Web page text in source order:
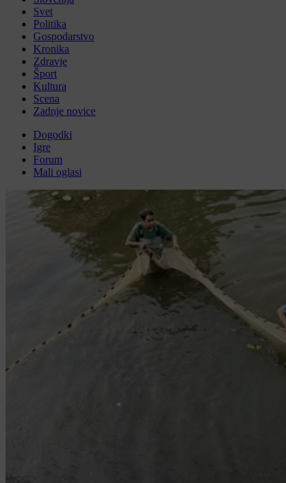
Svet
Politika
Gospodarstvo
Kronika
Zdravje
Šport
Kultura
Scena
Zadnje novice
Dogodki
Igre
Forum
Mali oglasi